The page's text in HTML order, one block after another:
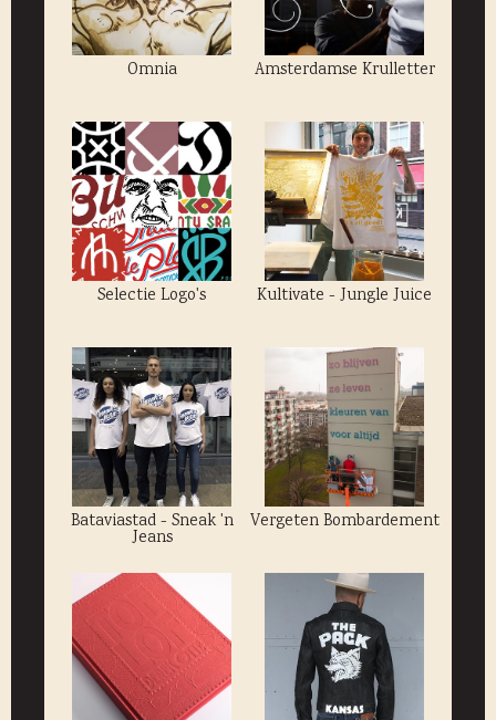
Omnia Amsterdamse Krulletter
Selectie Logo's Kultivate - Jungle Juice
Bataviastad - Sneak 'n
Jeans
Vergeten Bombardement